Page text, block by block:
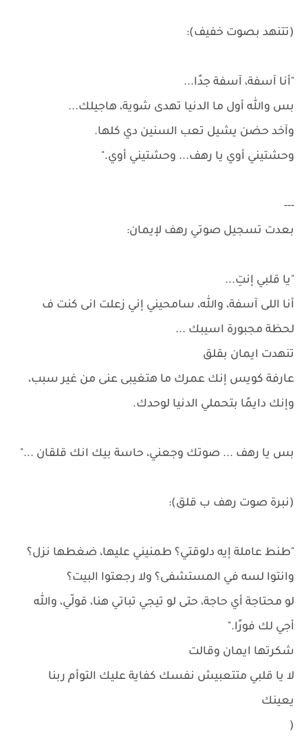
(تتنهد بصوت خفيف):
"أنا آسفة، آسفة جدًا...
بس والله أول ما الدنيا تهدى شوية، هاجيلك...
وآخد حضن يشيل تعب السنين دي كلها.
وحشتيني أوي يا رهف... وحشتيني أوي."
---
بعدت تسجيل صوتي رهف لإيمان:
"يا قلبي إنتِ...
أنا اللى آسفة، والله، سامحيني إني زعلت انى كنت ف
لحظة مجبورة اسيبك ...
تنهدت ايمان بقلق
عارفة كويس إنك عمرك ما هتغيبى عنى من غير سبب،
وإنك دايمًا بتحملي الدنيا لوحدك.
بس يا رهف ... صوتك وجعني، حاسة بيك انك قلقان ..."
(نبرة صوت رهف ب قلق):
"طنط عاملة إيه دلوقتي؟ طمنيني عليها، ضغطها نزل؟
وانتوا لسه في المستشفى؟ ولا رجعتوا البيت؟
لو محتاجة أي حاجة، حتى لو تيجي تباتي هنا، قولّي، والله
أجي لك فورًا."
شكرتها ايمان وقالت
لا يا قلبي متتعبيش نفسك كفاية عليك التوأم ربنا
يعينك
(